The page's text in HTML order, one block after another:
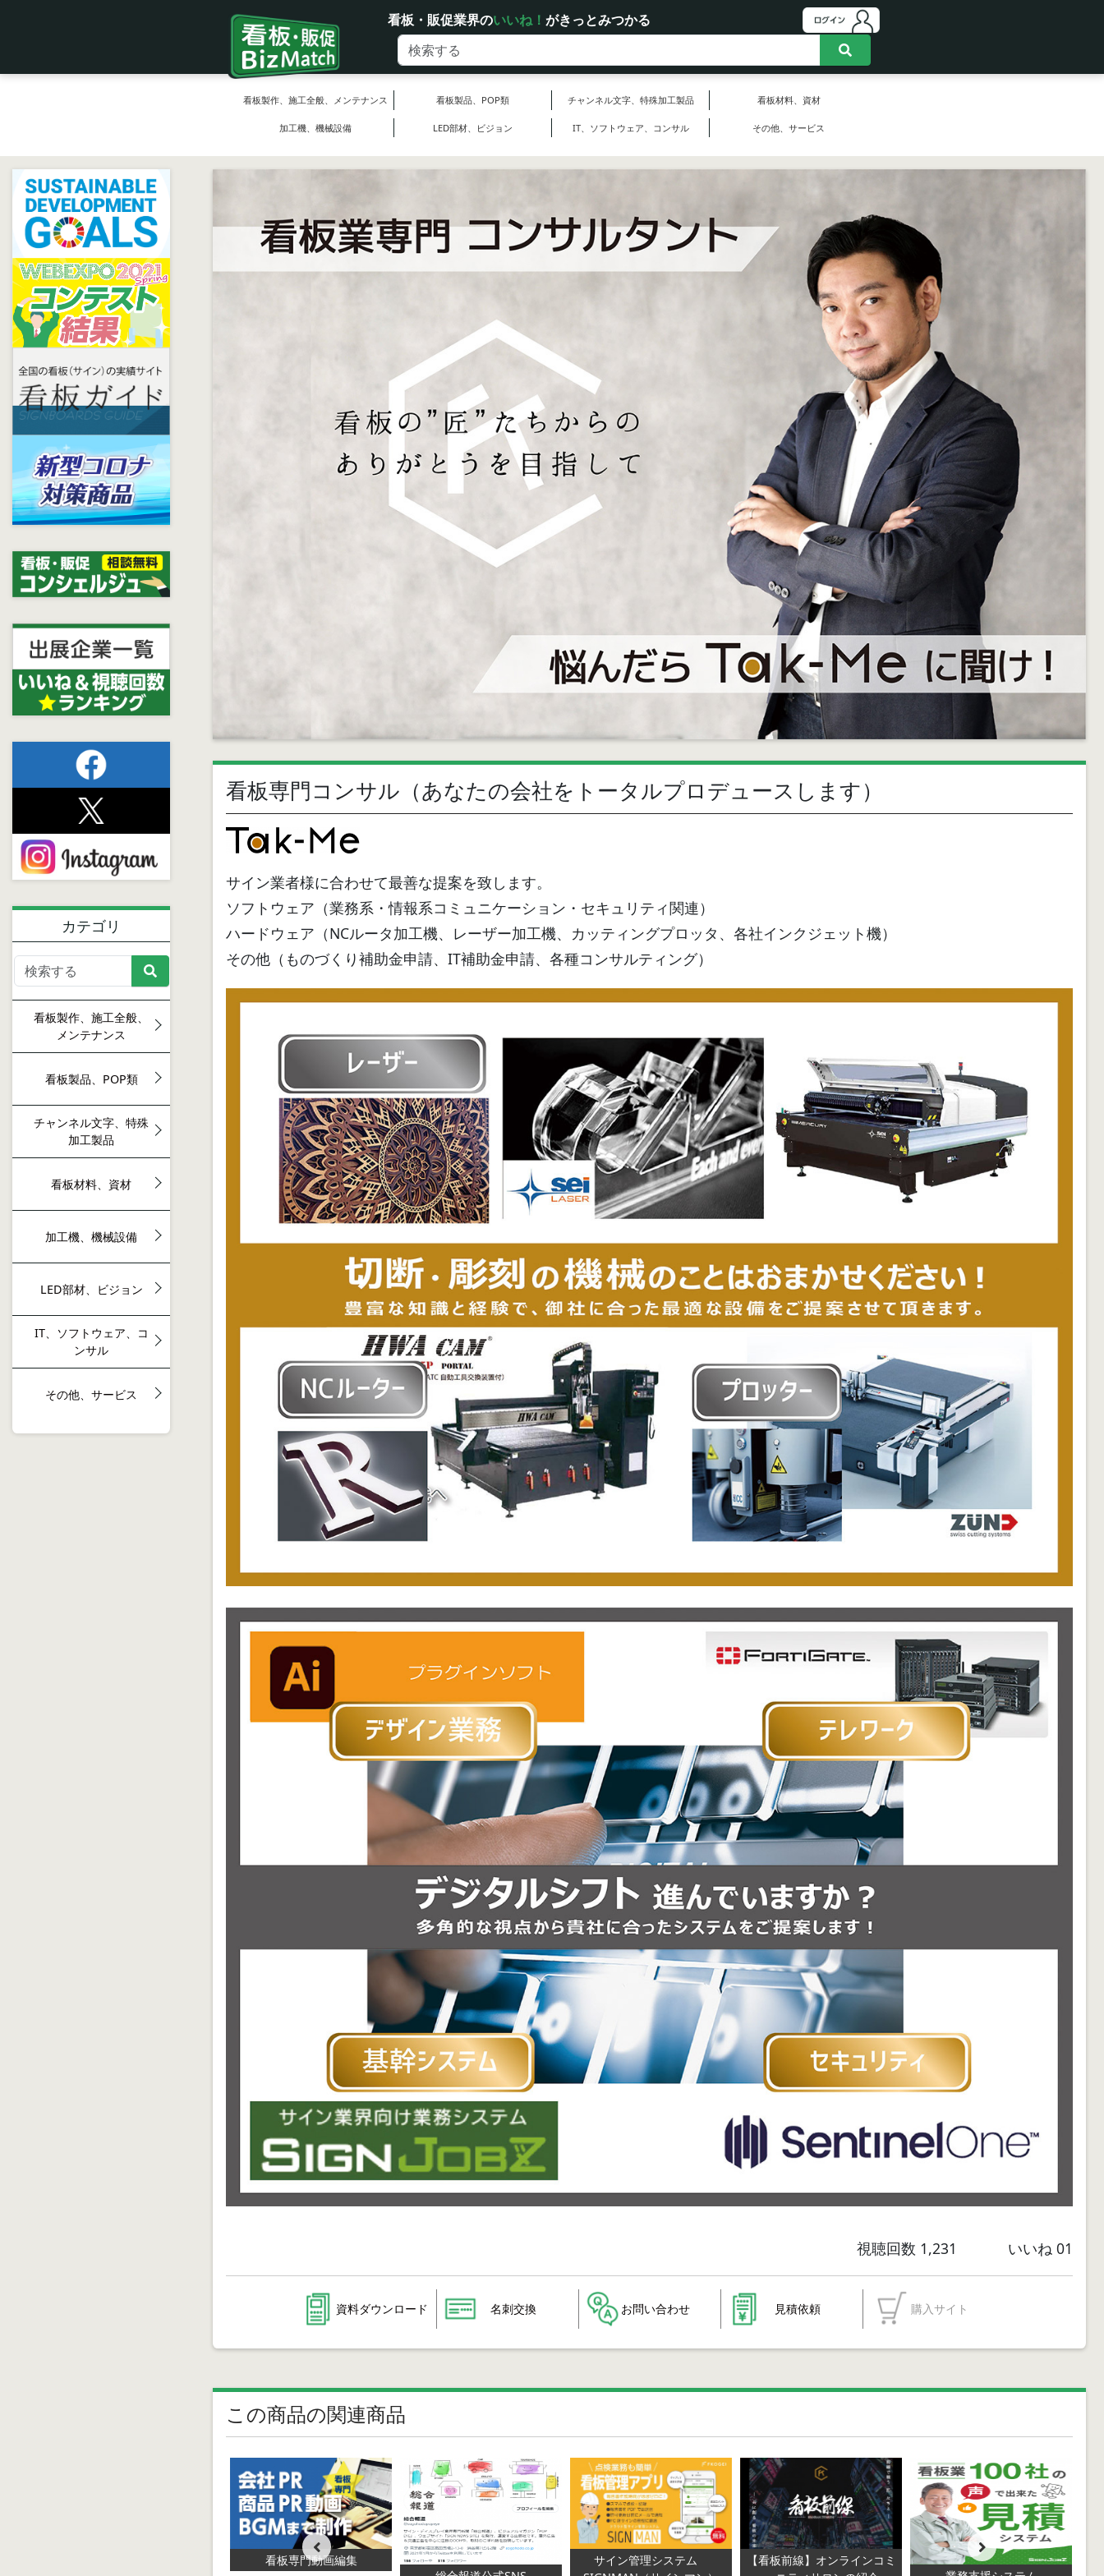
看板・販促業界のいいね！ がきっとみつかる
看板製作、施工全般、メンテナンス 看板製品、POP類 チャンネル文字、特殊加工製品 看板材料、資材
加工機、機械設備 LED部材、ビジョン IT、ソフトウェア、コンサル その他、サービス
カテゴリ
看板製作、施工全般、
メンテナンス
看板製品、POP類
チャンネル文字、特殊
加工製品
看板材料、資材
加工機、機械設備
LED部材、ビジョン
IT、ソフトウェア、コ
ンサル
その他、サービス
看板専門コンサル（あなたの会社をトータルプロデュースします）
サイン業者様に合わせて最善な提案を致します。
ソフトウェア（業務系・情報系コミュニケーション・セキュリティ関連）
ハードウェア（NCルータ加工機、レーザー加工機、カッティングプロッタ、各社インクジェット機）
その他（ものづくり補助金申請、IT補助金申請、各種コンサルティング）
視聴回数 1,231 いいね 01
資料ダウンロード 名刺交換 お問い合わせ 見積依頼 購入サイト
この商品の関連商品
看板専門動画編集
サイン管理システム
【看板前線】オンラインコミ